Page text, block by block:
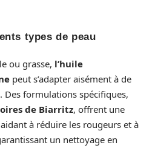
types de peau
ou grasse, l’huile
peut s’adapter aisément à de
Des formulations spécifiques,
de Biarritz, offrent une
à réduire les rougeurs et à
un nettoyage en